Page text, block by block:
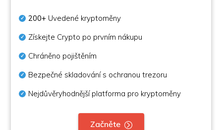
200+ Uvedené kryptoměny
Získejte Crypto po prvním nákupu
Chráněno pojištěním
Bezpečné skladování s ochranou trezoru
Nejdůvěryhodnější platforma pro kryptoměny
Začněte